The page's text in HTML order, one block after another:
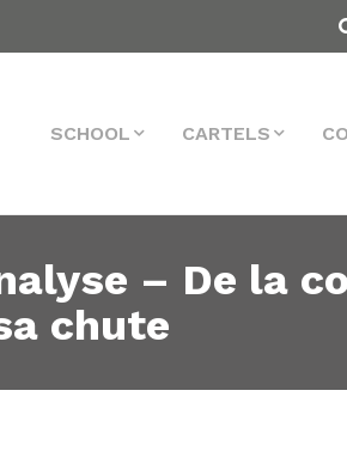
SCHOOL CARTELS
– De la
chute